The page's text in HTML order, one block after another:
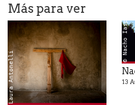
Más para ver
Laura Antonelli
© Nacho Iasparra
13